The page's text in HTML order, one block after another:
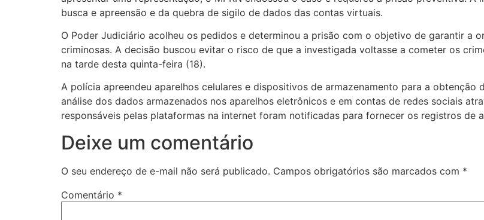
busca e apreensão e da quebra de sigilo de dados das contas virtuais.
O Poder Judiciário acolheu os pedidos e determinou a prisão com o objetivo de garantir a
criminosas. A decisão buscou evitar o risco de que a investigada voltasse a cometer os
na tarde desta quinta-feira (18).
A polícia apreendeu aparelhos celulares e dispositivos de armazenamento para a
análise dos dados armazenados nos aparelhos eletrônicos e em contas de redes sociais
responsáveis pelas plataformas na internet foram notificadas para fornecer os registros de
Deixe um comentário
O seu endereço de e-mail não será publicado. Campos obrigatórios são marcados com *
Comentário *